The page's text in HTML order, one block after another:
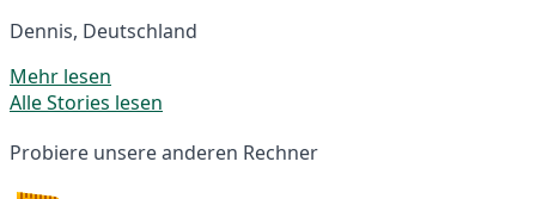
Dennis, Deutschland
Mehr lesen
Alle Stories lesen
Probiere unsere anderen Rechner